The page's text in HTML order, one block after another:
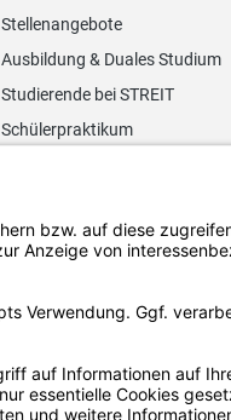
Stellenangebote
Ausbildung & Duales Studium
Studierende bei STREIT
Schülerpraktikum